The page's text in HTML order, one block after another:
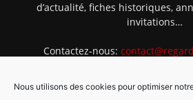
Nous utilisons des cookies pour optimiser
d’actualité, fiches historiques,
invitations…
Contactez-nous: